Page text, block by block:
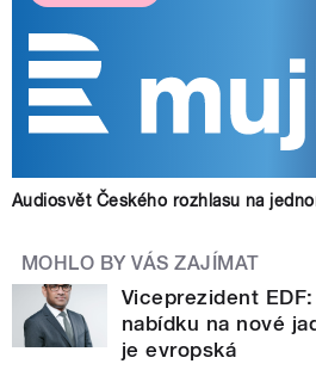
Audiosvět Českého rozhlasu na
MOHLO BY VÁS ZAJÍMAT
Viceprezident
nabídku na nové
je evropská